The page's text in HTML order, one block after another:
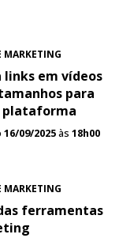
MARKETING
links em vídeos
para
plataforma
16/09/2025às 18h00
MARKETING
ferramentas